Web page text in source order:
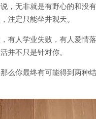
，无非就是有野心的和没
注定只能坐井观天。
有人学业失败，有人爱情
并不只是针对你。
么你最终有可能得到两种